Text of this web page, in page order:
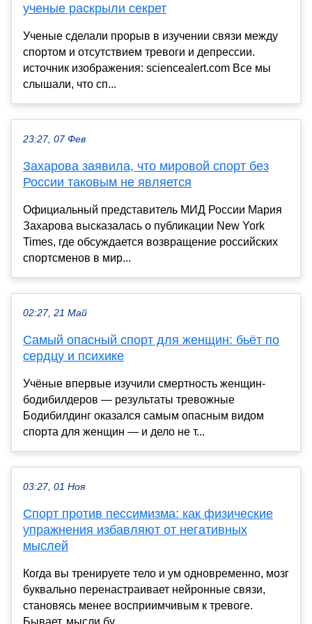
ученые раскрыли секрет
Ученые сделали прорыв в изучении связи между
спортом и отсутствием тревоги и депрессии.
источник изображения: sciencealert.com Все мы
слышали, что сп...
23:27, 07 Фев
Захарова заявила, что мировой спорт без
России таковым не является
Официальный представитель МИД России Мария
Захарова высказалась о публикации New York
Times, где обсуждается возвращение российских
спортсменов в мир...
02:27, 21 Май
Самый опасный спорт для женщин: бьёт по
сердцу и психике
Учёные впервые изучили смертность женщин-
бодибилдеров — результаты тревожные
Бодибилдинг оказался самым опасным видом
спорта для женщин — и дело не т...
03:27, 01 Ноя
Спорт против пессимизма: как физические
упражнения избавляют от негативных
мыслей
Когда вы тренируете тело и ум одновременно, мозг
буквально перенастраивает нейронные связи,
становясь менее восприимчивым к тревоге.
Бывает, мысли бу...